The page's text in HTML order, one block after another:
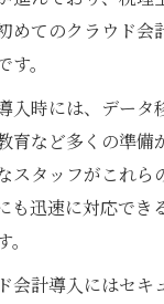
めてのクラウド会
。
入時には、データ
育など多くの準備
スタッフがこれら
も迅速に対応でき
会計導入にはセキ